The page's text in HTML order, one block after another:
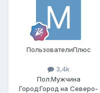
ПользователиПлюс
3,4k
Пол:Мужчина
Город:Город на Северо-